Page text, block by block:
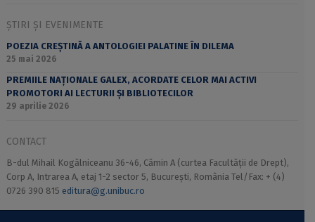
ȘTIRI ȘI EVENIMENTE
POEZIA CREȘTINĂ A ANTOLOGIEI PALATINE ÎN DILEMA
25 mai 2026
PREMIILE NAȚIONALE GALEX, ACORDATE CELOR MAI ACTIVI
PROMOTORI AI LECTURII ȘI BIBLIOTECILOR
29 aprilie 2026
CONTACT
B-dul Mihail Kogălniceanu 36-46, Cămin A (curtea Facultății de Drept),
Corp A, Intrarea A, etaj 1-2 sector 5, București, România Tel/Fax: + (4)
0726 390 815 editura@g.unibuc.ro